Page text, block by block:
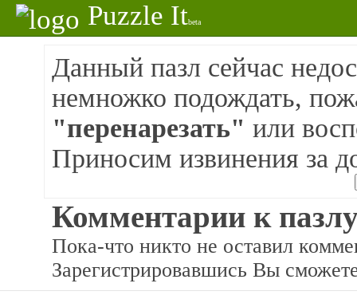
Puzzle Itbeta
Данный пазл сейчас
немножко подождать,
"перенарезать" или
Приносим извинения за
Комментарии к
Пока-что никто не оставил
Зарегистрировавшись Вы